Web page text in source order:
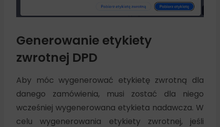
Generowanie etykiety
zwrotnej DPD
Aby móc wygenerować etykietę zwrotną dla
danego zamówienia, musi zostać dla niego
wcześniej wygenerowana etykieta nadawcza. W
celu wygenerowania etykiety zwrotnej, jeśli